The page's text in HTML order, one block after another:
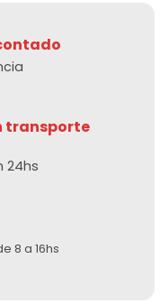
transporte
24hs
8 a 16hs